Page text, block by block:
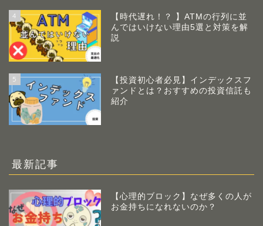
4
【時代遅れ！？ 】ATMの行列に並
んではいけない理由5選と対策を解
説
5
【投資初心者必見】インデックスフ
ァンドとは？おすすめの投資信託も
紹介
最新記事
【心理的ブロック】なぜ多くの人が
お金持ちになれないのか？